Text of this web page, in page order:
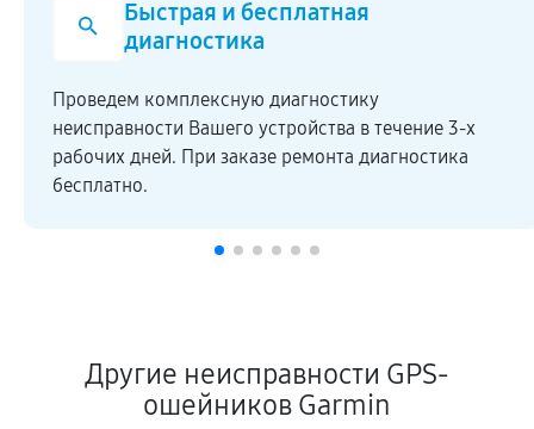
Быстрая и бесплатная
диагностика
Проведем комплексную диагностику
неисправности Вашего устройства в течение 3-х
рабочих дней. При заказе ремонта диагностика
бесплатно.
Другие неисправности GPS-
ошейников Garmin